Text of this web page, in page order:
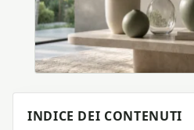
INDICE DEI CONTENUTI